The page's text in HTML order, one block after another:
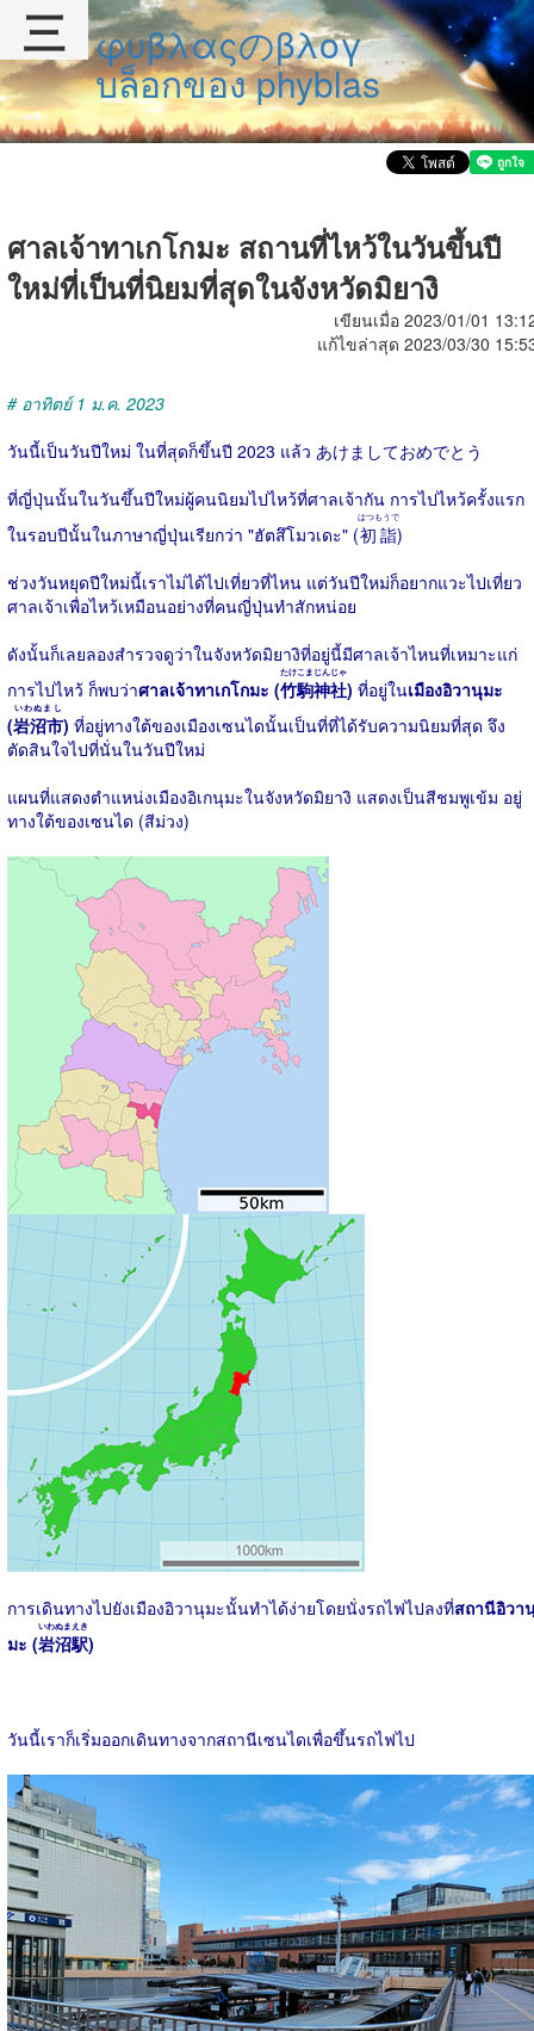
φυβλαςのβλογ
บล็อกของ phyblas
ศาลเจ้าทาเกโกมะ สถานที่ไหว้ในวันขึ้นปี
ใหม่ที่เป็นที่นิยมที่สุดในจังหวัดมิยางิ
เขียนเมื่อ 2023/01/01
แก้ไขล่าสุด 2023/03/30
# อาทิตย์ 1 ม.ค. 2023
วันนี้เป็นวันปีใหม่ ในที่สุดก็ขึ้นปี 2023 แล้ว あけましておめでとう
ที่ญี่ปุ่นนั้นในวันขึ้นปีใหม่ผู้คนนิยมไปไหว้ที่ศาลเจ้ากัน การไปไหว้ครั้งแรก
ในรอบปีนั้นในภาษาญี่ปุ่นเรียกว่า "ฮัตสึโมวเดะ" (初詣
はつもうで
)
ช่วงวันหยุดปีใหม่นี้เราไม่ได้ไปเที่ยวที่ไหน แต่วันปีใหม่ก็อยากแวะไปเที่ยว
ศาลเจ้าเพื่อไหว้เหมือนอย่างที่คนญี่ปุ่นทำสักหน่อย
ดังนั้นก็เลยลองสำรวจดูว่าในจังหวัดมิยางิที่อยู่นี้มีศาลเจ้าไหนที่เหมาะแก่
การไปไหว้ ก็พบว่าศาลเจ้าทาเกโกมะ (竹駒神社
たけこまじんじゃ
) ที่อยู่ในเมืองอิวานุมะ
(岩沼市
いわぬまし
) ที่อยู่ทางใต้ของเมืองเซนไดนั้นเป็นที่ที่ได้รับความนิยมที่สุด จึง
ตัดสินใจไปที่นั่นในวันปีใหม่
แผนที่แสดงตำแหน่งเมืองอิเกนุมะในจังหวัดมิยางิ แสดงเป็นสีชมพูเข้ม อยู่
ทางใต้ของเซนได (สีม่วง)
การเดินทางไปยังเมืองอิวานุมะนั้นทำได้ง่ายโดยนั่งรถไฟไปลงที่สถานีอิวา
มะ (岩沼駅
いわぬまえき
)
วันนี้เราก็เริ่มออกเดินทางจากสถานีเซนไดเพื่อขึ้นรถไฟไป
三